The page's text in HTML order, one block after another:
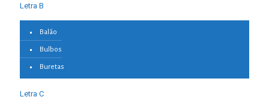
Letra B
Balão
Bulbos
Buretas
Letra C